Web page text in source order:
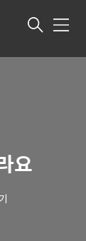
메뉴
요